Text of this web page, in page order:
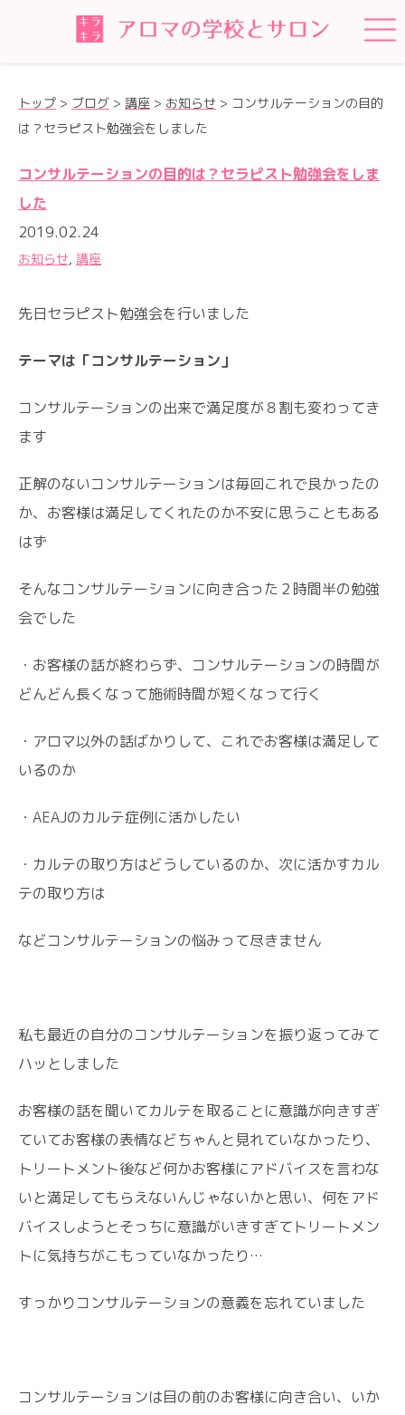
トップ > ブログ > 講座 > お知らせ > コンサルテーションの目的
は？セラピスト勉強会をしました
コンサルテーションの目的は？セラピスト勉強会をしま
した
2019.02.24
お知らせ, 講座
先日セラピスト勉強会を行いました
テーマは「コンサルテーション」
コンサルテーションの出来で満足度が８割も変わってき
ます
正解のないコンサルテーションは毎回これで良かったの
か、お客様は満足してくれたのか不安に思うこともある
はず
そんなコンサルテーションに向き合った２時間半の勉強
会でした
・お客様の話が終わらず、コンサルテーションの時間が
どんどん長くなって施術時間が短くなって行く
・アロマ以外の話ばかりして、これでお客様は満足して
いるのか
・AEAJのカルテ症例に活かしたい
・カルテの取り方はどうしているのか、次に活かすカル
テの取り方は
などコンサルテーションの悩みって尽きません
私も最近の自分のコンサルテーションを振り返ってみて
ハッとしました
お客様の話を聞いてカルテを取ることに意識が向きすぎ
ていてお客様の表情などちゃんと見れていなかったり、
トリートメント後など何かお客様にアドバイスを言わな
いと満足してもらえないんじゃないかと思い、何をアド
バイスしようとそっちに意識がいきすぎてトリートメン
トに気持ちがこもっていなかったり…
すっかりコンサルテーションの意義を忘れていました
コンサルテーションは目の前のお客様に向き合い、いか